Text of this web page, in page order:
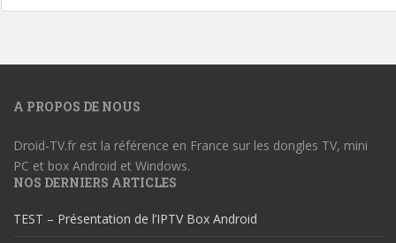
A PROPOS DE NOUS
Droid-TV.fr est la référence en France sur les dongles TV, mini
PC et box Android et Windows.
NOS DERNIERS ARTICLES
TEST – Présentation de l’IPTV Box Android